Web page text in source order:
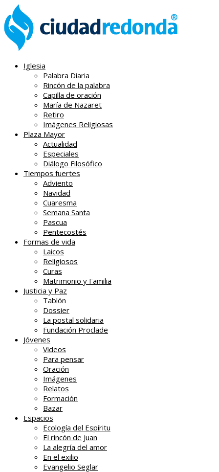
Iglesia
Palabra Diaria
Rincón de la palabra
Capilla de oración
María de Nazaret
Retiro
Imágenes Religiosas
Plaza Mayor
Actualidad
Especiales
Diálogo Filosófico
Tiempos fuertes
Adviento
Navidad
Cuaresma
Semana Santa
Pascua
Pentecostés
Formas de vida
Laicos
Religiosos
Curas
Matrimonio y Familia
Justicia y Paz
Tablón
Dossier
La postal solidaria
Fundación Proclade
Jóvenes
Videos
Para pensar
Oración
Imágenes
Relatos
Formación
Bazar
Espacios
Ecología del Espíritu
El rincón de Juan
La alegría del amor
En el exilio
Evangelio Seglar